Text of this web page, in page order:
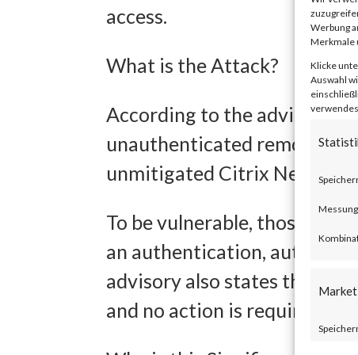
Werbung
Merkmale
Klicke
Auswahl
access.
What is the Attack?
According to the advisory
unauthenticated remote
unmitigated Citrix
To be vulnerable, those
an authentication,
advisory also states that
and no action is required.